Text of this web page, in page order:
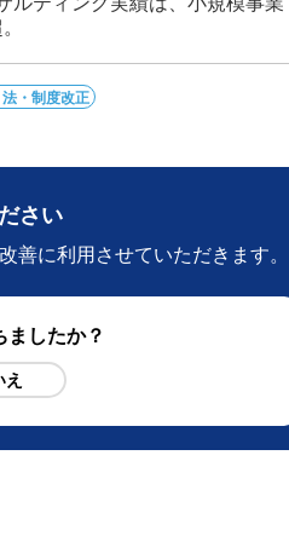
法・制度改正
さい
善に利用させていただきます。
ましたか？
え